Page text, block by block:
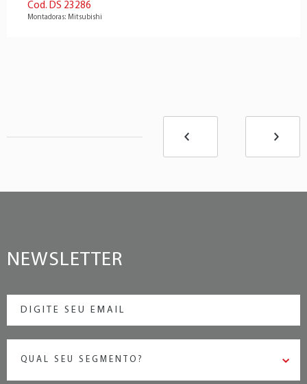
Cod. DS 23286
Montadoras: Mitsubishi
NEWSLETTER
QUAL SEU SEGMENTO?